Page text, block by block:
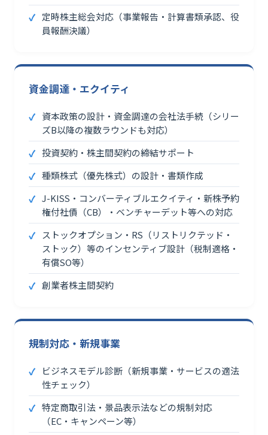
定時株主総会対応（事業報告・計算書類承認、役
員報酬決議）
資金調達・エクイティ
資本政策の設計・資金調達の会社法手続（シリー
ズB以降の複数ラウンドも対応）
投資契約・株主間契約の締結サポート
種類株式（優先株式）の設計・書類作成
J-KISS・コンバーティブルエクイティ・新株予約
権付社債（CB）・ベンチャーデット等への対応
ストックオプション・RS（リストリクテッド・
ストック）等のインセンティブ設計（税制適格・
有償SO等）
創業者株主間契約
規制対応・新規事業
ビジネスモデル診断（新規事業・サービスの適法
性チェック）
特定商取引法・景品表示法などの規制対応
（EC・キャンペーン等）